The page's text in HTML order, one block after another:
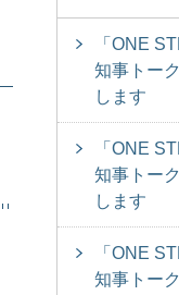
「ONE
知事トー
します
「ONE
知事トー
します
「ONE
知事トー